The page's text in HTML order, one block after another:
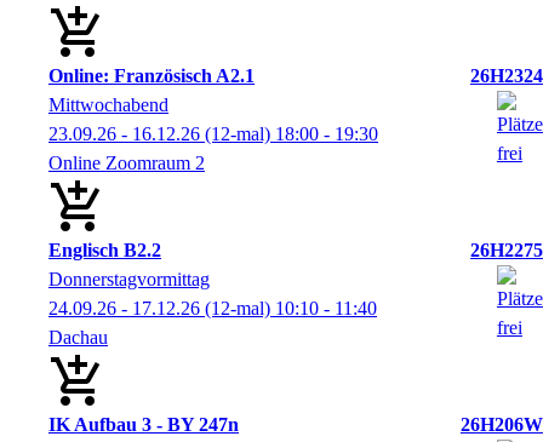
Online: Französisch A2.1
26H2324
Mittwochabend
23.09.26 - 16.12.26 (12-mal) 18:00 - 19:30
Online Zoomraum 2
Englisch B2.2
26H2275
Donnerstagvormittag
24.09.26 - 17.12.26 (12-mal) 10:10 - 11:40
Dachau
IK Aufbau 3 - BY 247n
26H206W